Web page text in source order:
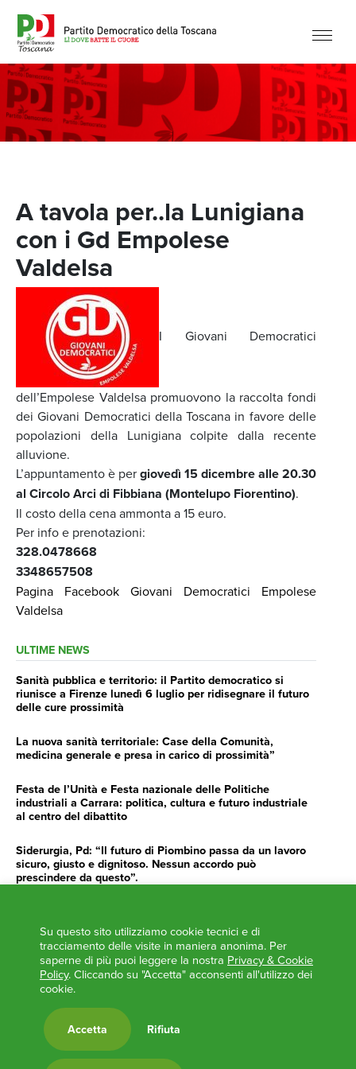
A tavola per..la Lunigiana
con i Gd Empolese
Valdelsa
I Giovani Democratici
dell’Empolese Valdelsa promuovono la raccolta fondi
dei Giovani Democratici della Toscana in favore delle
popolazioni della Lunigiana colpite dalla recente
alluvione.
L’appuntamento è pergiovedì 15 dicembre alle 20.30
al Circolo Arci di Fibbiana (Montelupo Fiorentino).
Il costo della cena ammonta a 15 euro.
Per info e prenotazioni:
328.0478668
3348657508
Pagina Facebook Giovani Democratici Empolese
Valdelsa
ULTIME NEWS
Sanità pubblica e territorio: il Partito democratico si
riunisce a Firenze lunedì 6 luglio per ridisegnare il futuro
delle cure prossimità
La nuova sanità territoriale: Case della Comunità,
medicina generale e presa in carico di prossimità”
Festa de l’Unità e Festa nazionale delle Politiche
industriali a Carrara: politica, cultura e futuro industriale
al centro del dibattito
Siderurgia, Pd: “Il futuro di Piombino passa da un lavoro
sicuro, giusto e dignitoso. Nessun accordo può
prescindere da questo”.
impegno e determinazione delle istituzioni”
AGENDA
‘ANCORA UNA VOLTA LA TOSCANA TRACCIA LA
L’ITALIA BOCCIATA DALL’UE
Feste Unità in Toscana 2024
Zone Logistiche Semplificate – Un’occasione da cogliere
Su questo sito utilizziamo cookie tecnici e di
tracciamento delle visite in maniera anonima. Per
saperne di più puoi leggere la nostra Privacy & Cookie
Policy. Cliccando su "Accetta" acconsenti all'utilizzo dei
cookie.
Accetta Rifiuta